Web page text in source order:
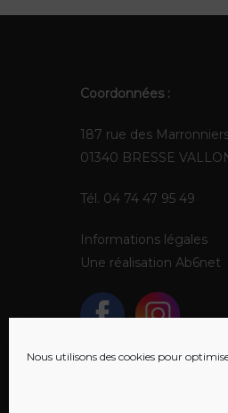
Nous utilisons des cookies pour
Coordonnées :
187 rue des
01340 BRESSE
Tél. 04 74 47 95 49
Informations légales
Une réalisation Ab6net